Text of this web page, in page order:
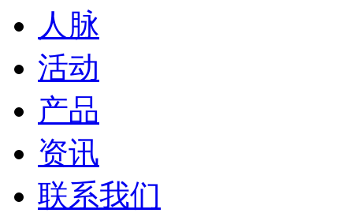
人脉
活动
产品
资讯
联系我们